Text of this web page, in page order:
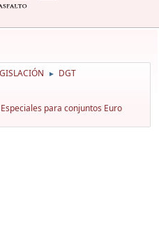
► DGT
para conjuntos Euro